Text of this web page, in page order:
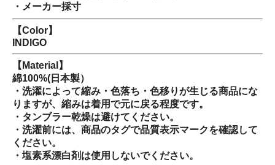
・メーカー採寸
【Color】
INDIGO
【Material】
綿100%(日本製）
・洗濯によって縮み・色落ち・色移りが生じる商品にな
りますが、縮みは着用で元に戻る程度です。
・タンブラー乾燥は避けてください。
・洗濯前には、商品のタグで品質表示マークを確認して
ください。
・塩素系漂白剤は使用しないでください。